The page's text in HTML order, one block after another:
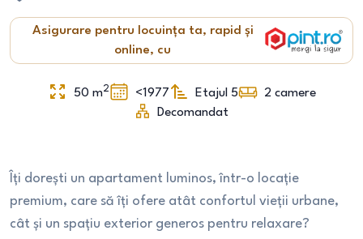
Asigurare pentru locuința ta, rapid și
online, cu
50 m2 <1977 Etajul 5 2 camere
Decomandat
Îți dorești un apartament luminos, într-o locație
premium, care să îți ofere atât confortul vieții urbane,
cât și un spațiu exterior generos pentru relaxare?